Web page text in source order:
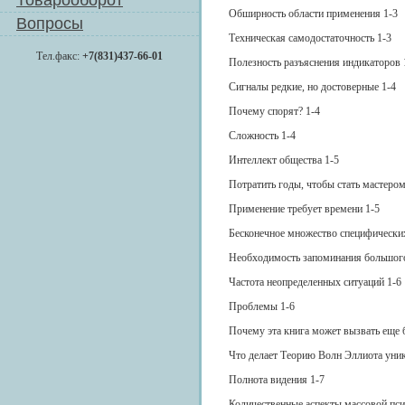
Вопросы
Тел.факс: +7(831)437-66-01
Обширность области применения 1-3
Техническая самодостаточность 1-3
Полезность разъяснения индикаторов
Сигналы редкие, но достоверные 1-4
Почему спорят? 1-4
Сложность 1-4
Интеллект общества 1-5
Потратить годы, чтобы стать
Применение требует времени 1-5
Бесконечное множество
Необходимость запоминания
Частота неопределенных ситуаций 1-6
Проблемы 1-6
Почему эта книга может вызвать еще
Что делает Теорию Волн Эллиота
Полнота видения 1-7